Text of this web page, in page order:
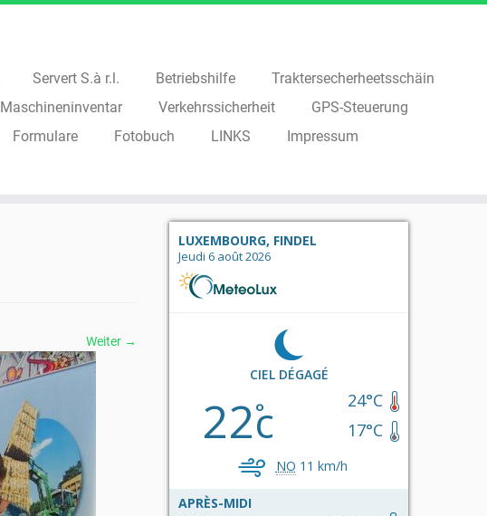
Servert S.à r.l. Betriebshilfe
Traktersecherheetsschäin
Maschineninventar Verkehrssicherheit
GPS-Steuerung
Formulare Fotobuch LINKS
Impressum
Weiter →
LUXEMBOURG, FINDEL
Jeudi 6 août 2026
CIEL DÉGAGÉ
24°C
17°C
22c
NO 11 km/h
APRÈS-MIDI